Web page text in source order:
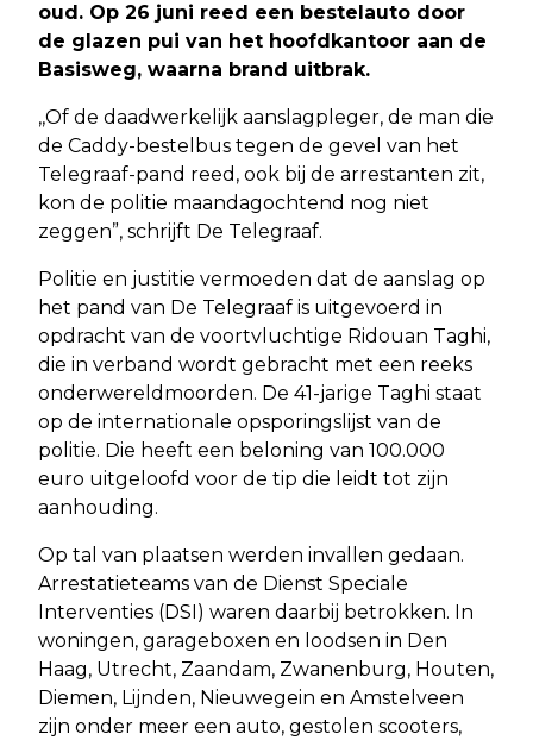
oud. Op 26 juni reed een bestelauto door
de glazen pui van het hoofdkantoor aan de
Basisweg, waarna brand uitbrak.
,,Of de daadwerkelijk aanslagpleger, de man die
de Caddy-bestelbus tegen de gevel van het
Telegraaf-pand reed, ook bij de arrestanten zit,
kon de politie maandagochtend nog niet
zeggen”, schrijft De Telegraaf.
Politie en justitie vermoeden dat de aanslag op
het pand van De Telegraaf is uitgevoerd in
opdracht van de voortvluchtige Ridouan Taghi,
die in verband wordt gebracht met een reeks
onderwereldmoorden. De 41-jarige Taghi staat
op de internationale opsporingslijst van de
politie. Die heeft een beloning van 100.000
euro uitgeloofd voor de tip die leidt tot zijn
aanhouding.
Op tal van plaatsen werden invallen gedaan.
Arrestatieteams van de Dienst Speciale
Interventies (DSI) waren daarbij betrokken. In
woningen, garageboxen en loodsen in Den
Haag, Utrecht, Zaandam, Zwanenburg, Houten,
Diemen, Lijnden, Nieuwegein en Amstelveen
zijn onder meer een auto, gestolen scooters,